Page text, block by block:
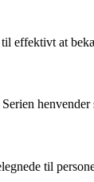
effektivt at
til